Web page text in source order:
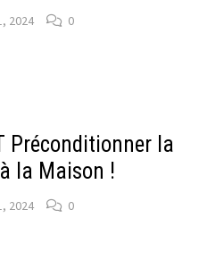
2024 0
Préconditionner la
la Maison !
2024 0